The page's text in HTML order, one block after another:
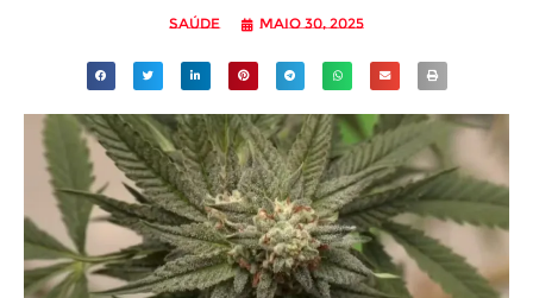
Saúde maio 30, 2025